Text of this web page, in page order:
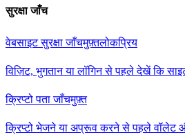
सुरक्षा जाँच
वेबसाइट सुरक्षा जाँचमुफ़्तलोकप्रिय
विज़िट, भुगतान या लॉगिन से पहले देखें कि
क्रिप्टो पता जाँचमुफ़्त
क्रिप्टो भेजने या अप्रूव करने से पहले वॉलेट